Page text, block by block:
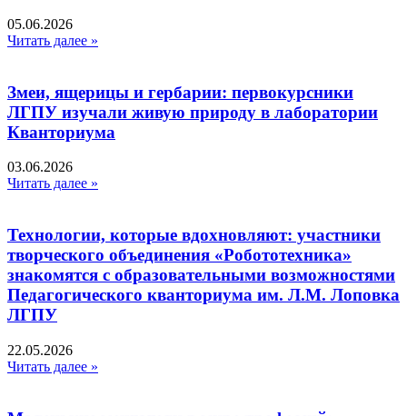
05.06.2026
Читать далее »
Змеи, ящерицы и гербарии: первокурсники
ЛГПУ изучали живую природу в лаборатории
Кванториума
03.06.2026
Читать далее »
Технологии, которые вдохновляют: участники
творческого объединения «Робототехника»
знакомятся с образовательными возможностями
Педагогического кванториума им. Л.М. Лоповка
ЛГПУ
22.05.2026
Читать далее »